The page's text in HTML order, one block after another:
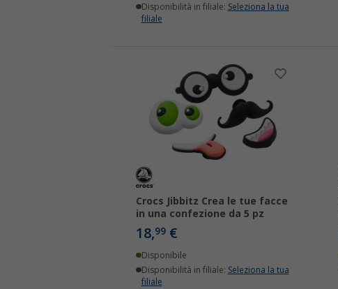
Disponibilità in filiale: Seleziona la tua
filiale
Crocs Jibbitz Crea le tue facce
in una confezione da 5 pz
18,99 €
Disponibile
Disponibilità in filiale: Seleziona la tua
filiale